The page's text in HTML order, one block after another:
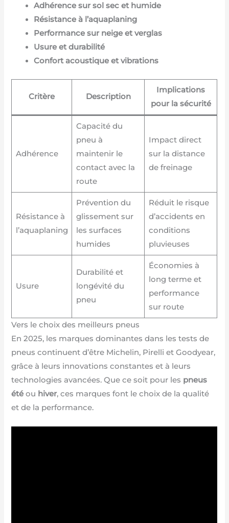
Adhérence sur sol sec et humide
Résistance à l’aquaplaning
Performance sur neige et verglas
Usure et durabilité
Confort acoustique et vibrations
Critère Description
Implications
pour la sécurité
Adhérence
Capacité du
pneu à
maintenir le
contact avec la
route
Impact direct
sur la distance
de freinage
Résistance à
l’aquaplaning
Prévention du
glissement sur
les surfaces
humides
Réduit le risque
d’accidents en
conditions
pluvieuses
Usure
Durabilité et
longévité du
pneu
Économies à
long terme et
performance
sur route
Vers le choix des meilleurs pneus
En 2025, les marques dominantes dans les tests de
pneus continuent d’être Michelin, Pirelli et Goodyear,
grâce à leurs innovations constantes et à leurs
technologies avancées. Que ce soit pour les pneus
été ou hiver, ces marques font le choix de la qualité
et de la performance.